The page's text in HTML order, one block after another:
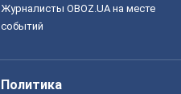
Журналисты OBOZ.UA на месте
событий
Политика